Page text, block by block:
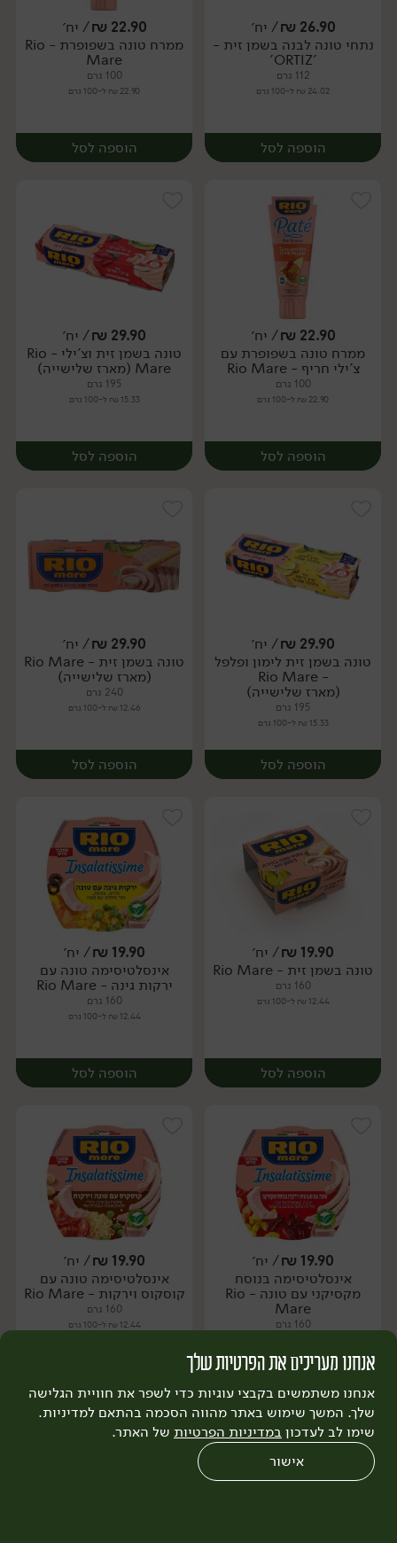
יח׳ יח׳
26.90
₪/ יח׳
נתחי טונה לבנה בשמן זית -
'ORTIZ'
112 גרם
24.02 ₪ ל-100 גרם
הוספה לסל
יח׳
22.90
₪/ יח׳
ממרח טונה בשפופרת - Rio
Mare
100 גרם
22.90 ₪ ל-100 גרם
הוספה לסל
יח׳
22.90
₪/ יח׳
ממרח טונה בשפופרת עם
צ'ילי חריף - Rio Mare
100 גרם
22.90 ₪ ל-100 גרם
הוספה לסל
יח׳
29.90
₪/ יח׳
טונה בשמן זית וצ'ילי - Rio
Mare (מארז שלישייה)
195 גרם
15.33 ₪ ל-100 גרם
הוספה לסל
יח׳
29.90
₪/ יח׳
טונה בשמן זית לימון ופלפל
- Rio Mare
(מארז שלישייה)
195 גרם
15.33 ₪ ל-100 גרם
הוספה לסל
יח׳
29.90
₪/ יח׳
טונה בשמן זית - Rio Mare
(מארז שלישייה)
240 גרם
12.46 ₪ ל-100 גרם
הוספה לסל
יח׳
19.90
₪/ יח׳
טונה בשמן זית - Rio Mare
160 גרם
12.44 ₪ ל-100 גרם
הוספה לסל
יח׳
19.90
₪/ יח׳
אינסלטיסימה טונה עם
ירקות גינה - Rio Mare
160 גרם
12.44 ₪ ל-100 גרם
הוספה לסל
יח׳
19.90
₪/ יח׳
אינסלטיסימה בנוסח
מקסיקני עם טונה - Rio
Mare
160 גרם
19.90
₪/ יח׳
אינסלטיסימה טונה עם
קוסקוס וירקות - Rio Mare
160 גרם
12.44 ₪ ל-100 גרם
אנחנו מעריכים את הפרטיות שלך
אנחנו משתמשים בקבצי עוגיות כדי לשפר את חוויית הגלישה
שלך. המשך שימוש באתר מהווה הסכמה בהתאם למדיניות.
שימו לב לעדכון במדיניות הפרטיות של האתר.
אישור